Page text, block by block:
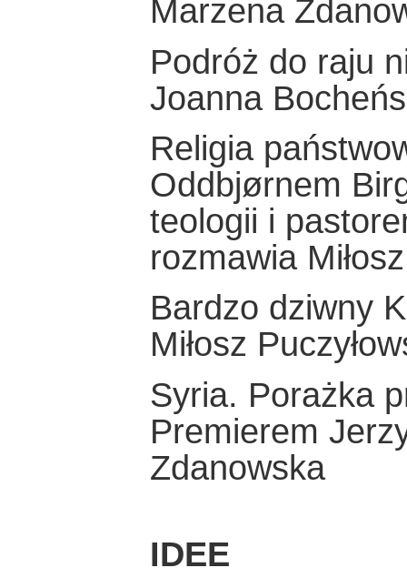
Marzena
Podróż do raju
Joanna
Religia
Oddbjørnem
teologii i
rozmawia
Bardzo dziwny
Miłosz
Syria. Porażka
Premierem
Zdanowska
IDEE